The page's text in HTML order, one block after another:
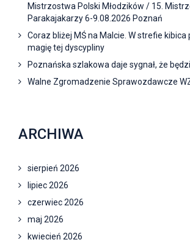
Mistrzostwa Polski Młodzików / 15.
Parakajakarzy 6-9.08.2026 Poznań
Coraz bliżej MŚ na Malcie. W strefie kibica
magię tej dyscypliny
Poznańska szlakowa daje sygnał, że
Walne Zgromadzenie Sprawozdawcze
ARCHIWA
sierpień 2026
lipiec 2026
czerwiec 2026
maj 2026
kwiecień 2026